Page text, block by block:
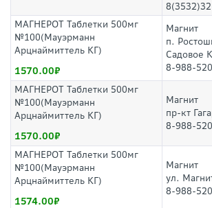
МАГНЕРОТ Таблетки 500мг
№100(Мауэрманн
Арцнаймиттель КГ)
1570.00
Магнит
п.
Садовое
8-988-
МАГНЕРОТ Таблетки 500мг
№100(Мауэрманн
Арцнаймиттель КГ)
1570.00
Магнит
пр-кт
8-988-
МАГНЕРОТ Таблетки 500мг
№100(Мауэрманн
Арцнаймиттель КГ)
1574.00
Магнит
ул.
8-988-